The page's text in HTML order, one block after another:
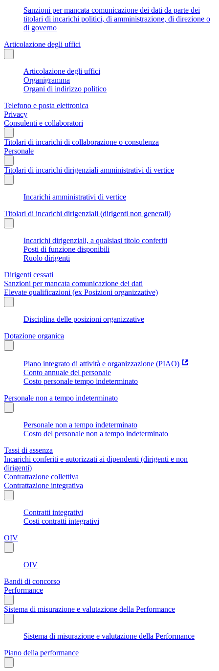
Sanzioni per mancata comunicazione dei dati da parte dei
titolari di incarichi politici, di amministrazione, di direzione o
di governo
Articolazione degli uffici
Articolazione degli uffici
Organigramma
Organi di indirizzo politico
Telefono e posta elettronica
Privacy
Consulenti e collaboratori
Titolari di incarichi di collaborazione o consulenza
Personale
Titolari di incarichi dirigenziali amministrativi di vertice
Incarichi amministrativi di vertice
Titolari di incarichi dirigenziali (dirigenti non generali)
Incarichi dirigenziali, a qualsiasi titolo conferiti
Posti di funzione disponibili
Ruolo dirigenti
Dirigenti cessati
Sanzioni per mancata comunicazione dei dati
Elevate qualificazioni (ex Posizioni organizzative)
Disciplina delle posizioni organizzative
Dotazione organica
Piano integrato di attività e organizzazione (PIAO)
Conto annuale del personale
Costo personale tempo indeterminato
Personale non a tempo indeterminato
Personale non a tempo indeterminato
Costo del personale non a tempo indeterminato
Tassi di assenza
Incarichi conferiti e autorizzati ai dipendenti (dirigenti e non
dirigenti)
Contrattazione collettiva
Contrattazione integrativa
Contratti integrativi
Costi contratti integrativi
OIV
OIV
Bandi di concorso
Performance
Sistema di misurazione e valutazione della Performance
Sistema di misurazione e valutazione della Performance
Piano della performance